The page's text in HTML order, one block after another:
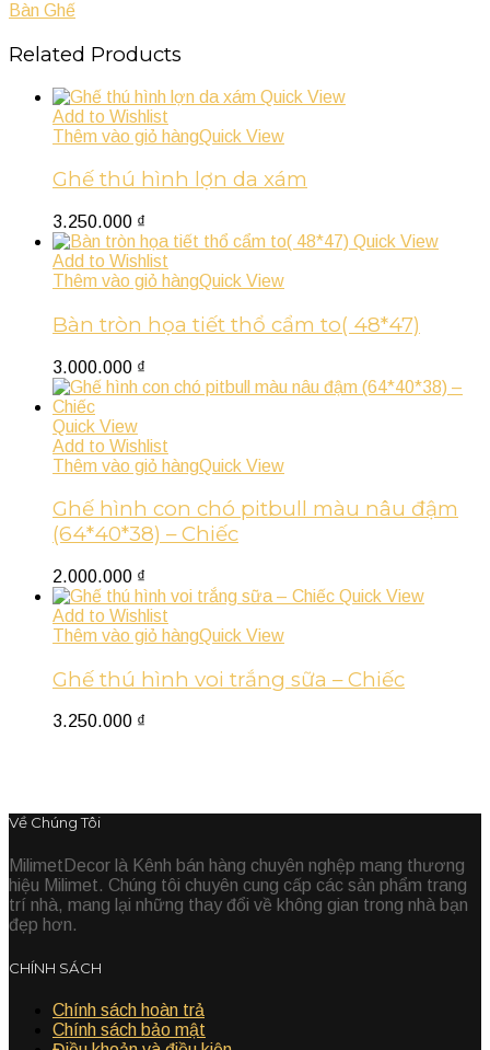
Bàn Ghế
Related Products
Quick View
Add to Wishlist
Thêm vào giỏ hàngQuick View
Ghế thú hình lợn da xám
3.250.000 ₫
Quick View
Add to Wishlist
Thêm vào giỏ hàngQuick View
Bàn tròn họa tiết thổ cẩm to( 48*47)
3.000.000 ₫
Quick View
Add to Wishlist
Thêm vào giỏ hàngQuick View
Ghế hình con chó pitbull màu nâu đậm
(64*40*38) – Chiếc
2.000.000 ₫
Quick View
Add to Wishlist
Thêm vào giỏ hàngQuick View
Ghế thú hình voi trắng sữa – Chiếc
3.250.000 ₫
Về Chúng Tôi
MilimetDecor là Kênh bán hàng chuyên nghệp mang thương
hiệu Milimet. Chúng tôi chuyên cung cấp các sản phẩm trang
trí nhà, mang lại những thay đổi về không gian trong nhà bạn
đẹp hơn.
CHÍNH SÁCH
Chính sách hoàn trả
Chính sách bảo mật